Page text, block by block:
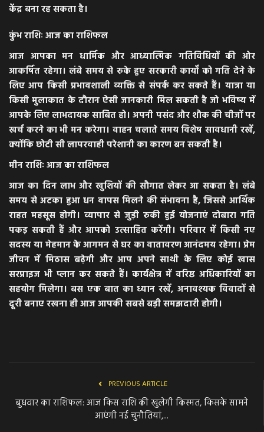
केंद्र बना रह सकता है।
कुंभ राशिः आज का राशिफल
आज आपका मन धार्मिक और आध्यात्मिक गतिविधियों की ओर
आकर्षित रहेगा। लंबे समय से रुके हुए सरकारी कार्यों को गति देने के
लिए आप किसी प्रभावशाली व्यक्ति से संपर्क कर सकते हैं। यात्रा या
किसी मुलाकात के दौरान ऐसी जानकारी मिल सकती है जो भविष्य में
आपके लिए लाभदायक साबित हो। अपनी पसंद और शौक की चीजों पर
खर्च करने का भी मन करेगा। वाहन चलाते समय विशेष सावधानी रखें,
क्योंकि छोटी सी लापरवाही परेशानी का कारण बन सकती है।
मीन राशिः आज का राशिफल
आज का दिन लाभ और खुशियों की सौगात लेकर आ सकता है। लंबे
समय से अटका हुआ धन वापस मिलने की संभावना है, जिससे आर्थिक
राहत महसूस होगी। व्यापार से जुड़ी रुकी हुई योजनाएं दोबारा गति
पकड़ सकती हैं और आपको उत्साहित करेंगी। परिवार में किसी नए
सदस्य या मेहमान के आगमन से घर का वातावरण आनंदमय रहेगा। प्रेम
जीवन में मिठास बढ़ेगी और आप अपने साथी के लिए कोई खास
सरप्राइज भी प्लान कर सकते हैं। कार्यक्षेत्र में वरिष्ठ अधिकारियों का
सहयोग मिलेगा। बस एक बात का ध्यान रखें, अनावश्यक विवादों से
दूरी बनाए रखना ही आज आपकी सबसे बड़ी समझदारी होगी।
PREVIOUS ARTICLE
बुधवार का राशिफल: आज किस राशि की खुलेगी किस्मत, किसके सामने
आएंगी नई चुनौतियां,...